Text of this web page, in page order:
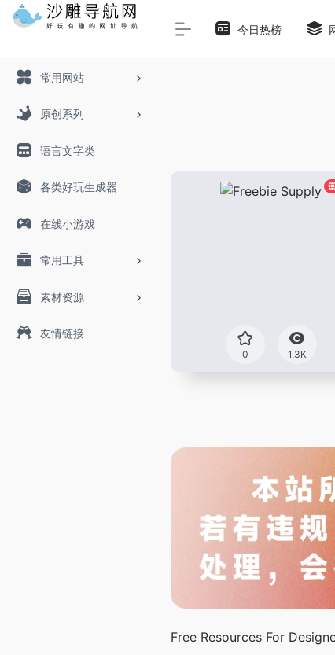
Warning: Array to string conversion in /www/
常用网站
原创系列
语言文字类
各类好玩生成器
在线小游戏
常用工具
素材资源
友情链接
今日热榜
0 1.3K
Free Resources For